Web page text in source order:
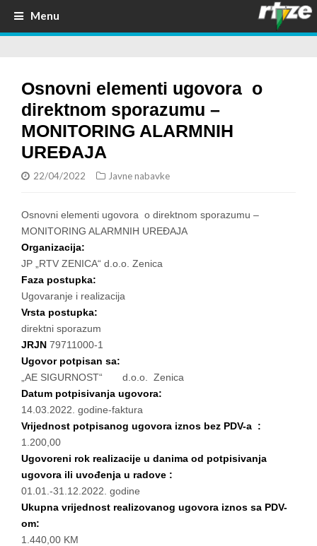
Menu
Osnovni elementi ugovora o
direktnom sporazumu –
MONITORING ALARMNIH
UREĐAJA
22/04/2022 Javne nabavke
Osnovni elementi ugovora o direktnom sporazumu –
MONITORING ALARMNIH UREĐAJA
Organizacija:
JP „RTV ZENICA“ d.o.o. Zenica
Faza postupka:
Ugovaranje i realizacija
Vrsta postupka:
direktni sporazum
JRJN 79711000-1
Ugovor potpisan sa:
„AE SIGURNOST“ d.o.o. Zenica
Datum potpisivanja ugovora:
14.03.2022. godine-faktura
Vrijednost potpisanog ugovora iznos bez PDV-a :
1.200,00
Ugovoreni rok realizacije u danima od potpisivanja
ugovora ili uvođenja u radove :
01.01.-31.12.2022. godine
Ukupna vrijednost realizovanog ugovora iznos sa PDV-
om:
1.440,00 KM